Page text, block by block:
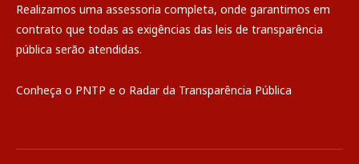
Realizamos uma assessoria completa, onde garantimos em
contrato que todas as exigências das leis de transparência
pública serão atendidas.
Conheça o PNTP e o Radar da Transparência Pública